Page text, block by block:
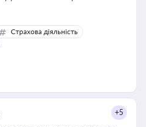
Страхова діяльність
+5